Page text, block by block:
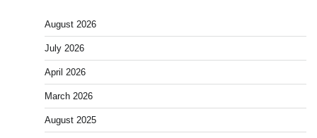
August 2026
July 2026
April 2026
March 2026
August 2025